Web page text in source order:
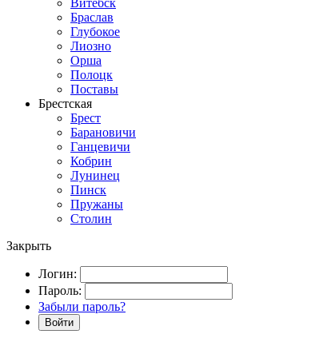
Браслав
Глубокое
Лиозно
Орша
Полоцк
Поставы
Брестская
Брест
Барановичи
Ганцевичи
Кобрин
Лунинец
Пинск
Пружаны
Столин
Закрыть
Логин:
Пароль:
Забыли пароль?
Войти